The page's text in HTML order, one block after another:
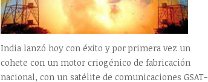
India lanzó hoy con éxito y por primera vez un
cohete con un motor criogénico de fabricación
nacional, con un satélite de comunicaciones GSAT-